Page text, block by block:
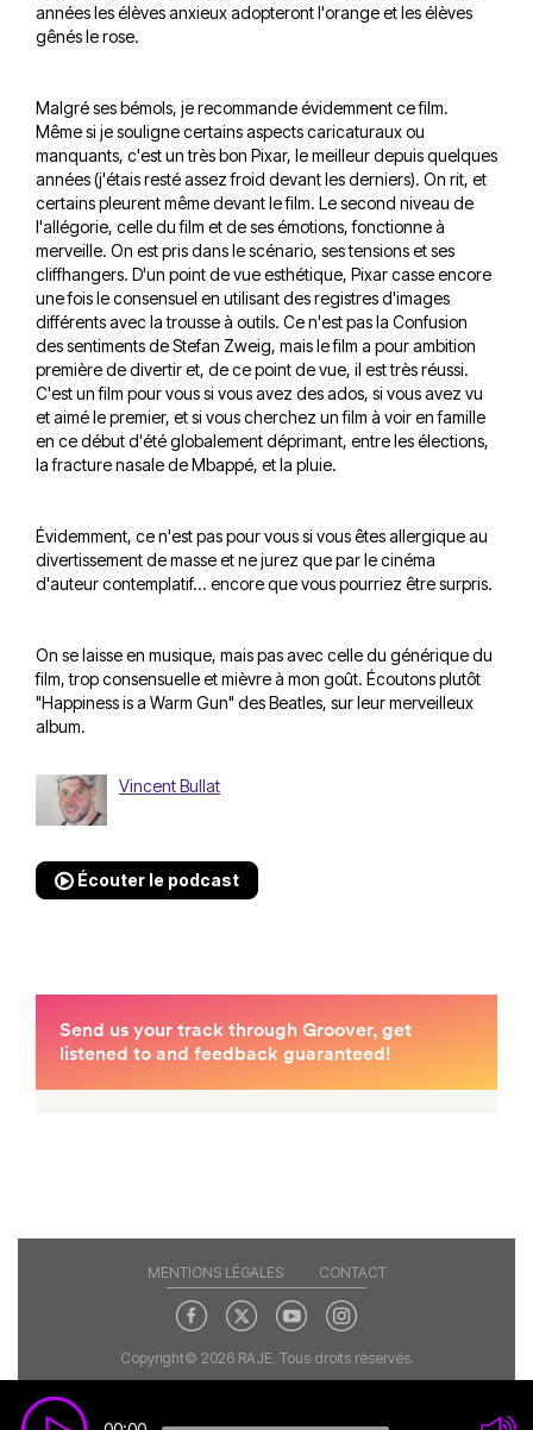
années les élèves anxieux adopteront l'orange et les élèves
gênés le rose.
Malgré ses bémols, je recommande évidemment ce film.
Même si je souligne certains aspects caricaturaux ou
manquants, c'est un très bon Pixar, le meilleur depuis quelques
années (j'étais resté assez froid devant les derniers). On rit, et
certains pleurent même devant le film. Le second niveau de
l'allégorie, celle du film et de ses émotions, fonctionne à
merveille. On est pris dans le scénario, ses tensions et ses
cliffhangers. D'un point de vue esthétique, Pixar casse encore
une fois le consensuel en utilisant des registres d'images
différents avec la trousse à outils. Ce n'est pas la Confusion
des sentiments de Stefan Zweig, mais le film a pour ambition
première de divertir et, de ce point de vue, il est très réussi.
C'est un film pour vous si vous avez des ados, si vous avez vu
et aimé le premier, et si vous cherchez un film à voir en famille
en ce début d'été globalement déprimant, entre les élections,
la fracture nasale de Mbappé, et la pluie.
Évidemment, ce n'est pas pour vous si vous êtes allergique au
divertissement de masse et ne jurez que par le cinéma
d'auteur contemplatif... encore que vous pourriez être surpris.
On se laisse en musique, mais pas avec celle du générique du
film, trop consensuelle et mièvre à mon goût. Écoutons plutôt
"Happiness is a Warm Gun" des Beatles, sur leur merveilleux
album.
Vincent Bullat
Écouter le podcast
MENTIONS LÉGALES CONTACT
Copyright© 2026 RAJE. Tous droits réservés.